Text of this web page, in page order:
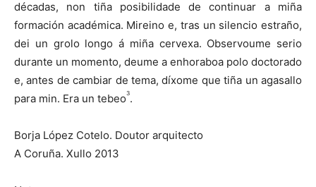
décadas, non tiña posibilidade de continuar a miña
formación académica. Mireino e, tras un silencio estraño,
dei un grolo longo á miña cervexa. Observoume serio
durante un momento, deume a enhoraboa polo doctorado
e, antes de cambiar de tema, díxome que tiña un agasallo
para min. Era un tebeo3.
Borja López Cotelo. Doutor arquitecto
A Coruña. Xullo 2013